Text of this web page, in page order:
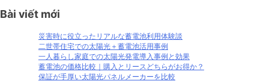
Bài viết mới
災害時に役立ったリアルな蓄電池利用体験談
二世帯住宅での太陽光＋蓄電池活用事例
一人暮らし家庭での太陽光発電導入事例と効果
蓄電池の価格比較｜購入とリースどちらがお得か？
保証が手厚い太陽光パネルメーカーを比較